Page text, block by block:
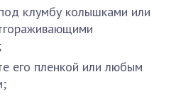
клумбу колышками или
его пленкой или любым